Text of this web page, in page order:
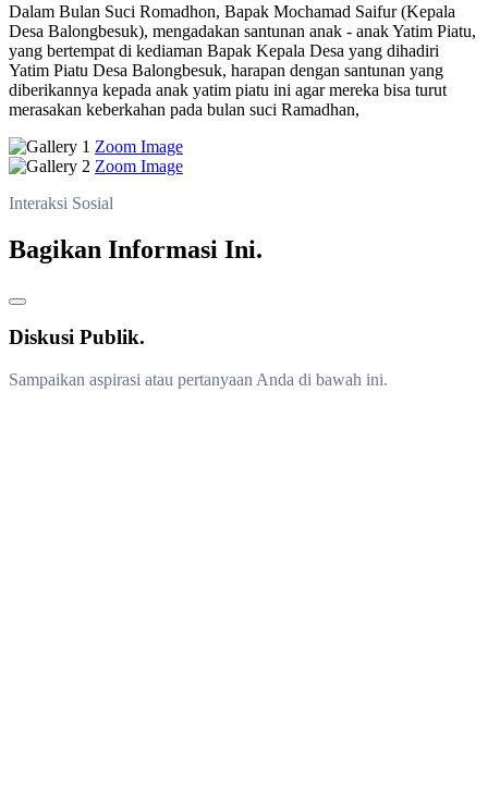
Dalam Bulan Suci Romadhon, Bapak Mochamad Saifur (Kepala
Desa Balongbesuk), mengadakan santunan anak - anak Yatim Piatu,
yang bertempat di kediaman Bapak Kepala Desa yang dihadiri
Yatim Piatu Desa Balongbesuk, harapan dengan santunan yang
diberikannya kepada anak yatim piatu ini agar mereka bisa turut
merasakan keberkahan pada bulan suci Ramadhan,
Zoom Image
Zoom Image
Interaksi Sosial
Bagikan Informasi Ini.
Diskusi Publik.
Sampaikan aspirasi atau pertanyaan Anda di bawah ini.